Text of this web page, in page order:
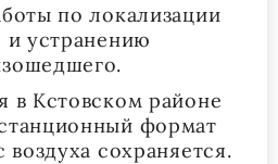
по локализации
и устранению
в Кстовском районе
формат
воздуха сохраняется.